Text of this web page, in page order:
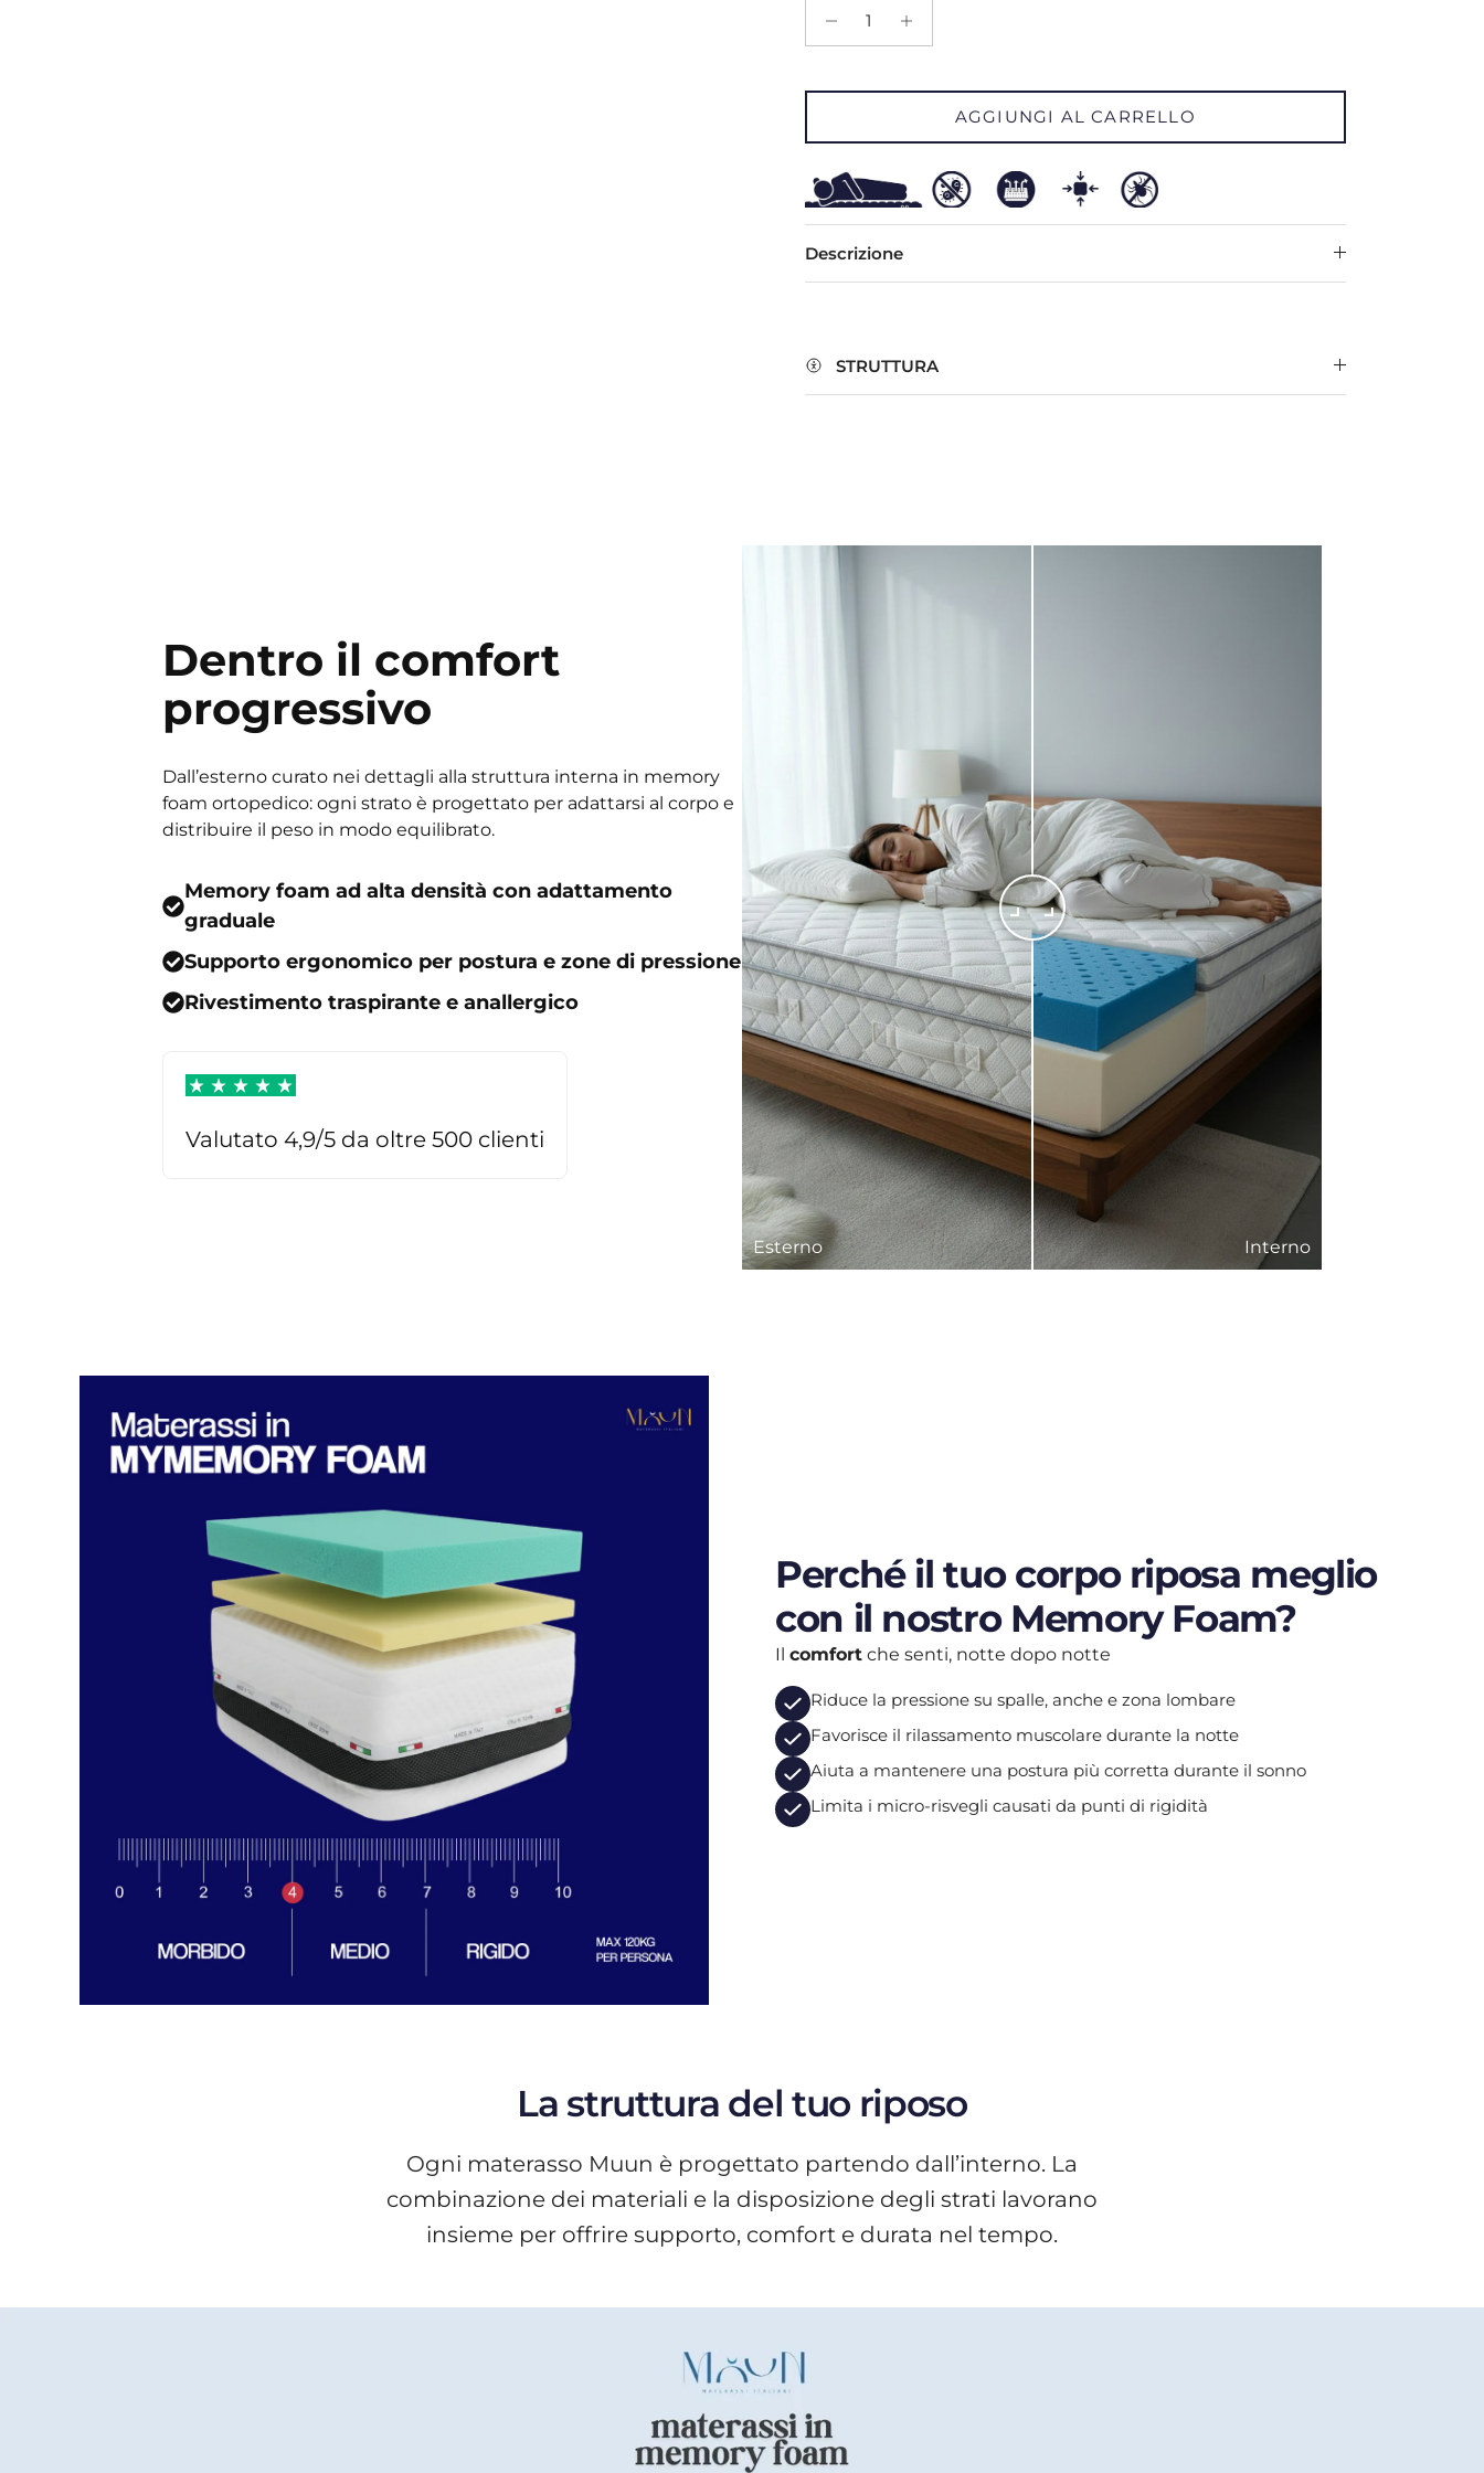
AGGIUNGI AL CARRELLO
Descrizione
STRUTTURA
Esterno Interno
Dentro il comfort
progressivo
Dall’esterno curato nei dettagli alla struttura interna in memory
foam ortopedico: ogni strato è progettato per adattarsi al corpo e
distribuire il peso in modo equilibrato.
Memory foam ad alta densità con adattamento
graduale
Supporto ergonomico per postura e zone di pressione
Rivestimento traspirante e anallergico
Valutato 4,9/5 da oltre 500 clienti
Perché il tuo corpo riposa meglio
con il nostro Memory Foam?
Il comfort che senti, notte dopo notte
Riduce la pressione su spalle, anche e zona lombare
Favorisce il rilassamento muscolare durante la notte
Aiuta a mantenere una postura più corretta durante il sonno
Limita i micro-risvegli causati da punti di rigidità
La struttura del tuo riposo
Ogni materasso Muun è progettato partendo dall’interno. La
combinazione dei materiali e la disposizione degli strati lavorano
insieme per offrire supporto, comfort e durata nel tempo.